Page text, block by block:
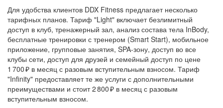
Для удобства клиентов DDX Fitness предлагает несколько
тарифных планов. Тариф "Light" включает безлимитный
доступ в клуб, тренажерный зал, анализ состава тела InBody,
бесплатные тренировки с тренером (Smart Start), мобильное
приложение, групповые занятия, SPA-зону, доступ во все
клубы сети, доступ для друзей и семейный доступ по цене
1 700 ₽ в месяц с разовым вступительным взносом. Тариф
"Infinity" предоставляет те же услуги с дополнительными
преимуществами и стоит 2 800 ₽ в месяц с разовым
вступительным взносом.